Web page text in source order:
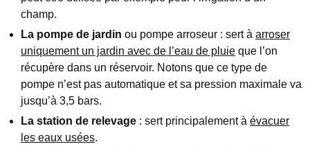
champ.
La pompe de jardin ou pompe arroseur : sert à arroser
uniquement un jardin avec de l’eau de pluie que l’on
récupère dans un réservoir. Notons que ce type de
pompe n’est pas automatique et sa pression maximale va
jusqu’à 3,5 bars.
La station de relevage : sert principalement à évacuer
les eaux usées.